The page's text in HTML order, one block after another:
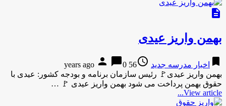
description
بهمن واریز عیدی
bookmark اخبار مدرسه جدید access_time
56 years ago
person chat_bubble0
بهمن واریز عیدی🚩 رئیس سازمان برنامه و بودجه کشور: عیدی با
حقوق بهمن پرداخت می شود بهمن واریز عیدی 🚩 …
View article...